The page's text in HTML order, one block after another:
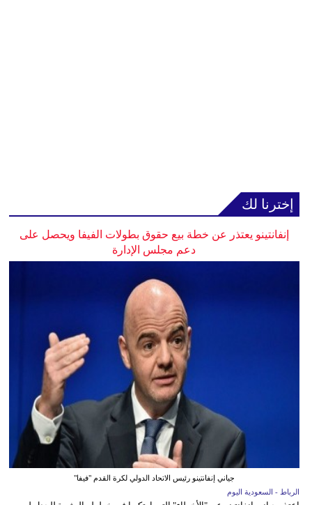
إخترنا لك
إنفانتينو يعتذر عن خطة بيع حقوق بطولات الفيفا ويحصل على
دعم مجلس الإدارة
جياني إنفانتينو رئيس الاتحاد الدولي لكرة القدم "فيفا"
الرباط - السعودية اليوم